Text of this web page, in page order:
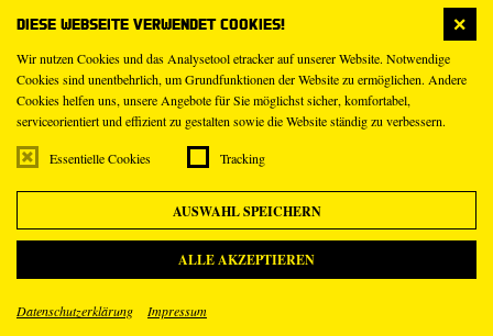
Diese Webseite verwendet Cookies!
Wir nutzen Cookies und das Analysetool etracker auf unserer Website. Notwendige
Cookies sind unentbehrlich, um Grundfunktionen der Website zu ermöglichen. Andere
Cookies helfen uns, unsere Angebote für Sie möglichst sicher, komfortabel,
serviceorientiert und effizient zu gestalten sowie die Website ständig zu verbessern.
Essentielle Cookies Tracking
AUSWAHL SPEICHERN
ALLE AKZEPTIEREN
Datenschutzerklärung Impressum